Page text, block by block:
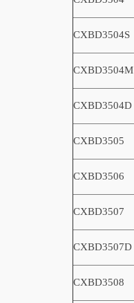
CXBD3504S
CXBD3504M
CXBD3504D
CXBD3505
CXBD3506
CXBD3507
CXBD3507D
CXBD3508